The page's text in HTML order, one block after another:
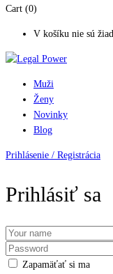
Cart (0)
V košíku nie sú
Muži
Ženy
Novinky
Blog
Prihlásenie / Registrácia
Prihlásiť sa
Zapamäťať si ma